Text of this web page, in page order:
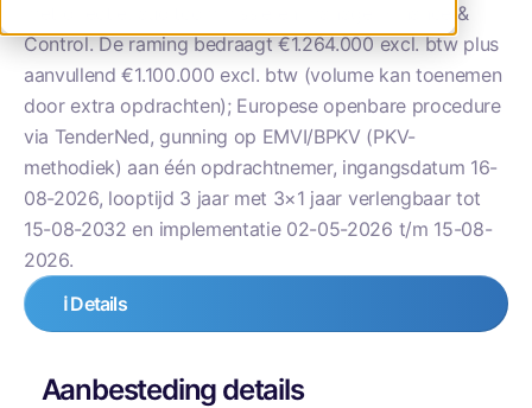
met directie, auditcommissie en manager Finance &
Control. De raming bedraagt €1.264.000 excl. btw plus
aanvullend €1.100.000 excl. btw (volume kan toenemen
door extra opdrachten); Europese openbare procedure
via TenderNed, gunning op EMVI/BPKV (PKV-
methodiek) aan één opdrachtnemer, ingangsdatum 16-
08-2026, looptijd 3 jaar met 3×1 jaar verlengbaar tot
15-08-2032 en implementatie 02-05-2026 t/m 15-08-
2026.
ℹ️ Details
Aanbesteding details